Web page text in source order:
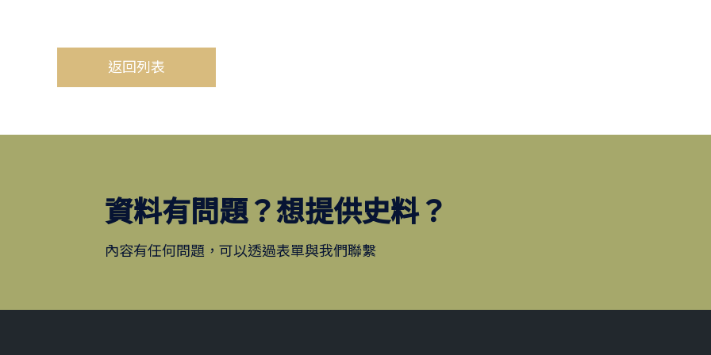
返回列表
資料有問題？想提供史料？
內容有任何問題，可以透過表單與我們聯繫